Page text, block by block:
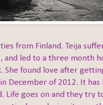
from Finland. Teija
led to a three month
found love after
December of 2012. It has
goes on and they try